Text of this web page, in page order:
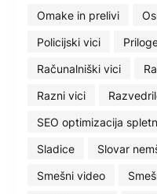
Omake in prelivi
Policijski vici
Računalniški vici
Razni vici
SEO optimizacija
Sladice
Slovar
Smešni video